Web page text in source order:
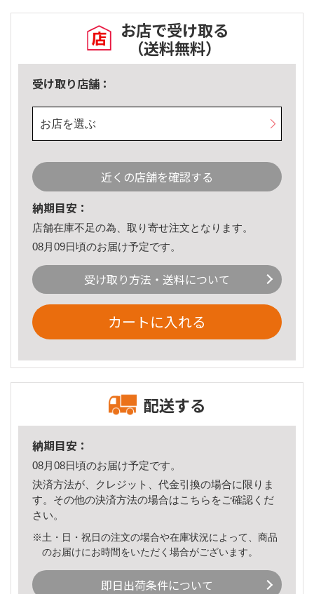
お店で受け取る
（送料無料）
受け取り店舗：
お店を選ぶ
近くの店舗を確認する
納期目安：
店舗在庫不足の為、取り寄せ注文となります。
08月09日頃のお届け予定です。
受け取り方法・送料について
カートに入れる
配送する
納期目安：
08月08日頃のお届け予定です。
決済方法が、クレジット、代金引換の場合に限りま
す。その他の決済方法の場合はこちら をご確認くだ
さい。
※土・日・祝日の注文の場合や在庫状況によって、商品
のお届けにお時間をいただく場合がございます。
即日出荷条件について